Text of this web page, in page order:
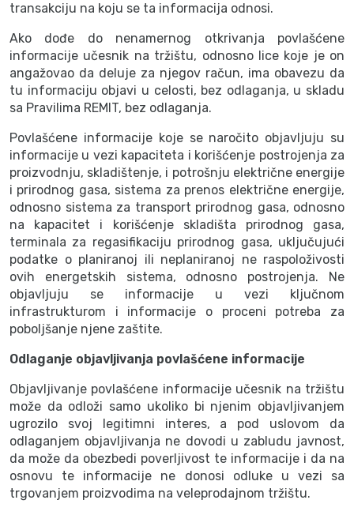
transakciju na koju se ta informacija odnosi.
Ako dođe do nenamernog otkrivanja povlašćene
informacije učesnik na tržištu, odnosno lice koje je on
angažovao da deluje za njegov račun, ima obavezu da
tu informaciju objavi u celosti, bez odlaganja, u skladu
sa Pravilima REMIT, bez odlaganja.
Povlašćene informacije koje se naročito objavljuju su
informacije u vezi kapaciteta i korišćenje postrojenja za
proizvodnju, skladištenje, i potrošnju električne energije
i prirodnog gasa, sistema za prenos električne energije,
odnosno sistema za transport prirodnog gasa, odnosno
na kapacitet i korišćenje skladišta prirodnog gasa,
terminala za regasifikaciju prirodnog gasa, uključujući
podatke o planiranoj ili neplaniranoj ne raspoloživosti
ovih energetskih sistema, odnosno postrojenja. Ne
objavljuju se informacije u vezi ključnom
infrastrukturom i informacije o proceni potreba za
poboljšanje njene zaštite.
Odlaganje objavljivanja povlašćene informacije
Objavljivanje povlašćene informacije učesnik na tržištu
može da odloži samo ukoliko bi njenim objavljivanjem
ugrozilo svoj legitimni interes, a pod uslovom da
odlaganjem objavljivanja ne dovodi u zabludu javnost,
da može da obezbedi poverljivost te informacije i da na
osnovu te informacije ne donosi odluke u vezi sa
trgovanjem proizvodima na veleprodajnom tržištu.